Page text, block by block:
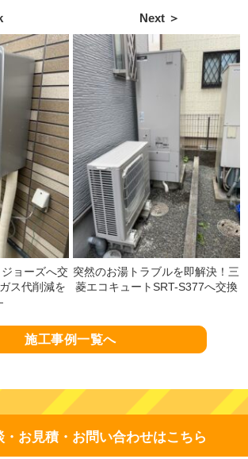
ョーズへ交
ス代削減を
Next ＞
突然のお湯トラブルを即解決！三
菱エコキュートSRT-S377へ交換
施工事例一覧へ
・お見積・お問い合わせはこちら